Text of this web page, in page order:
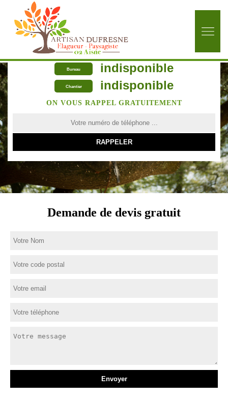
Bureau indisponible
Chantier indisponible
ON VOUS RAPPEL GRATUITEMENT
Demande de devis gratuit